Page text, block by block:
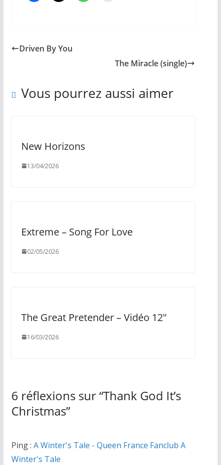
Driven By You
The Miracle (single)
Vous pourrez aussi aimer
New Horizons
13/04/2026
Extreme – Song For Love
02/05/2026
The Great Pretender – Vidéo 12″
16/03/2026
6 réflexions sur “Thank God It’s
Christmas”
Ping : A Winter's Tale - Queen France Fanclub A
Winter's Tale